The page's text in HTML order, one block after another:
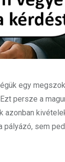
egy
persze a
azonban
pályázó, sem